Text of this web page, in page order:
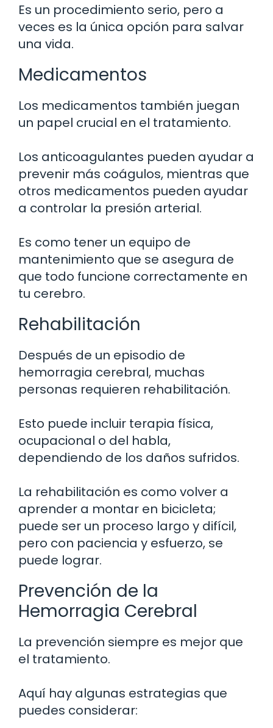
Es un procedimiento serio, pero a
veces es la única opción para salvar
una vida.
Medicamentos
Los medicamentos también juegan
un papel crucial en el tratamiento.
Los anticoagulantes pueden ayudar a
prevenir más coágulos, mientras que
otros medicamentos pueden ayudar
a controlar la presión arterial.
Es como tener un equipo de
mantenimiento que se asegura de
que todo funcione correctamente en
tu cerebro.
Rehabilitación
Después de un episodio de
hemorragia cerebral, muchas
personas requieren rehabilitación.
Esto puede incluir terapia física,
ocupacional o del habla,
dependiendo de los daños sufridos.
La rehabilitación es como volver a
aprender a montar en bicicleta;
puede ser un proceso largo y difícil,
pero con paciencia y esfuerzo, se
puede lograr.
Prevención de la
Hemorragia Cerebral
La prevención siempre es mejor que
el tratamiento.
Aquí hay algunas estrategias que
puedes considerar: